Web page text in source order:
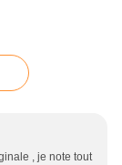
, je note tout